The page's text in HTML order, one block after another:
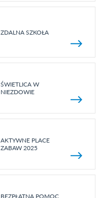
ZDALNA SZKOŁA
ŚWIETLICA W
NIEZDOWIE
AKTYWNE PLACE
ZABAW 2025
BEZPŁATNA POMOC